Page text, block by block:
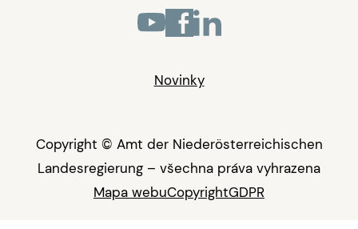
Novinky
Copyright © Amt der Niederösterreichischen
Landesregierung – všechna práva vyhrazena
Mapa webuCopyrightGDPR